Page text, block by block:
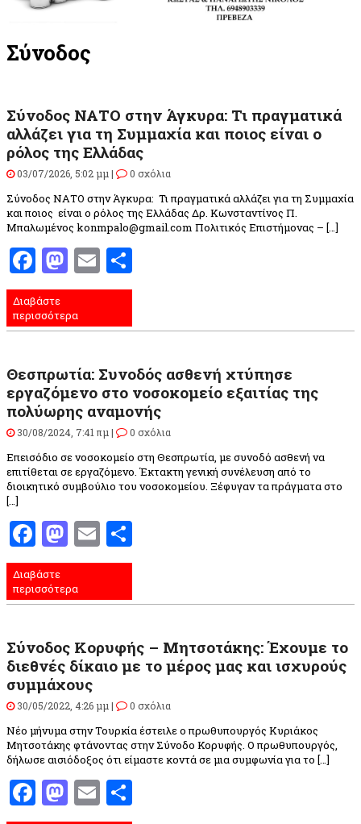
Σύνοδος
Σύνοδος ΝΑΤΟ στην Άγκυρα: Τι πραγματικά
αλλάζει για τη Συμμαχία και ποιος είναι ο
ρόλος της Ελλάδας
03/07/2026, 5:02 μμ | 0 σχόλια
Σύνοδος ΝΑΤΟ στην Άγκυρα: Τι πραγματικά αλλάζει για τη Συμμαχία
και ποιος είναι ο ρόλος της Ελλάδας Δρ. Κωνσταντίνος Π.
Μπαλωμένος konmpalo@gmail.com Πολιτικός Επιστήμονας – […]
Facebook
Mastodon
Email
Διαβάστε
περισσότερα
Θεσπρωτία: Συνοδός ασθενή χτύπησε
εργαζόμενο στο νοσοκομείο εξαιτίας της
πολύωρης αναμονής
30/08/2024, 7:41 πμ | 0 σχόλια
Επεισόδιο σε νοσοκομείο στη Θεσπρωτία, με συνοδό ασθενή να
επιτίθεται σε εργαζόμενο. Έκτακτη γενική συνέλευση από το
διοικητικό συμβούλιο του νοσοκομείου. Ξέφυγαν τα πράγματα στο
[…]
Facebook
Mastodon
Email
Διαβάστε
περισσότερα
Σύνοδος Κορυφής – Μητσοτάκης: Έχουμε το
διεθνές δίκαιο με το μέρος μας και ισχυρούς
συμμάχους
30/05/2022, 4:26 μμ | 0 σχόλια
Νέο μήνυμα στην Τουρκία έστειλε ο πρωθυπουργός Κυριάκος
Μητσοτάκης φτάνοντας στην Σύνοδο Κορυφής. Ο πρωθυπουργός,
δήλωσε αισιόδοξος ότι είμαστε κοντά σε μια συμφωνία για το […]
Facebook
Mastodon
Email